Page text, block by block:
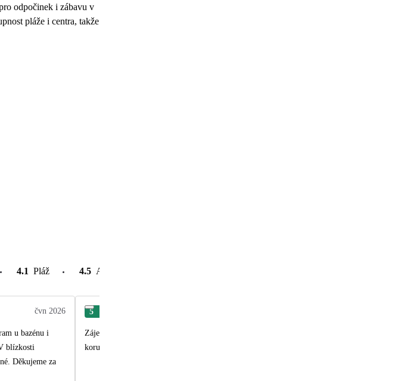
odpočinek i zábavu v
pláže i centra, takže
4.1 Pláž 4.5 Atrakce v okolí
čvn 2026
u bazénu i
blízkosti
Děkujeme za
5
Zájezd sám o sobě skvělý, jediné co tak na zpáteční cestě mělo letadlo přes 5 hodin
korunu. To jediné hodnotím velmi negativně, jinak vše povedené a bez problému.